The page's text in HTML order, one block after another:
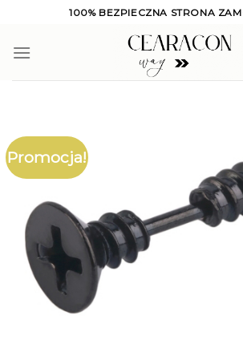
content
100% BEZPIECZNA STRONA
Promocja!